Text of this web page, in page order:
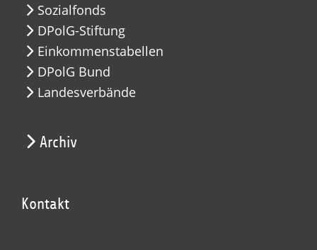
Sozialfonds
DPolG-Stiftung
Einkommenstabellen
DPolG Bund
Landesverbände
Archiv
Kontakt